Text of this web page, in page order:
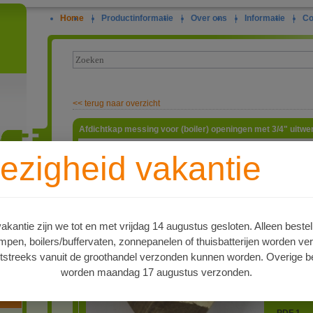
Home | Productinformatie | Over ons | Informatie |
vakantie
zijn we tot en met vrijdag 14 augustus gesloten. Alleen
boilers/buffervaten, zonnepanelen of thuisbatterijen worden
vanuit de groothandel verzonden kunnen worden. Overige
worden maandag 17 augustus verzonden.
<< terug naar overzicht
Afdichtkap messing voor (boiler) openingen met 3/4"
3/4" af
artnr
45155630
Type
Blindkap